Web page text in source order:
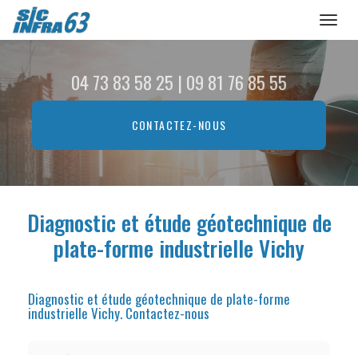
contenu
principal
04 73 83 58 25 | 09 81 76 85 55
CONTACTEZ-NOUS
Diagnostic et étude géotechnique de
plate-forme industrielle Vichy
Diagnostic et étude géotechnique de plate-forme
industrielle Vichy. Contactez-nous